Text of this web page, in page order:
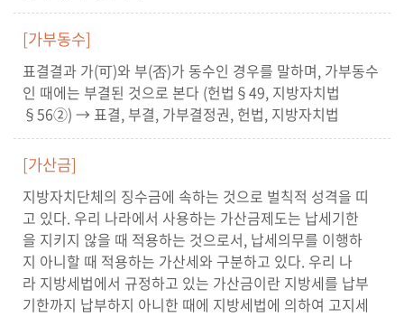
[가부동수]
표결결과 가(可)와 부(否)가 동수인 경우를 말하며, 가부동수
인 때에는 부결된 것으로 본다 (헌법§49, 지방자치법
§56②) → 표결, 부결, 가부결정권, 헌법, 지방자치법
[가산금]
지방자치단체의 징수금에 속하는 것으로 벌칙적 성격을 띠
고 있다. 우리 나라에서 사용하는 가산금제도는 납세기한
을 지키지 않을 때 적용하는 것으로서, 납세의무를 이행하
지 아니할 때 적용하는 가산세와 구분하고 있다. 우리 나
라 지방세법에서 규정하고 있는 가산금이란 지방세를 납부
기한까지 납부하지 아니한 때에 지방세법에 의하여 고지세